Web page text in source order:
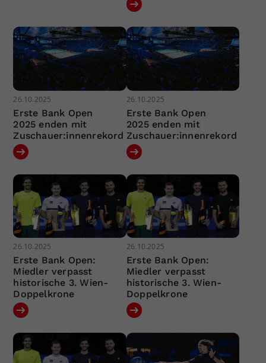
26.10.2025
Erste Bank Open
2025 enden mit
Zuschauer:innenrekord
26.10.2025
Erste Bank Open
2025 enden mit
Zuschauer:innenrekord
26.10.2025
Erste Bank Open:
Miedler verpasst
historische 3. Wien-
Doppelkrone
26.10.2025
Erste Bank Open:
Miedler verpasst
historische 3. Wien-
Doppelkrone